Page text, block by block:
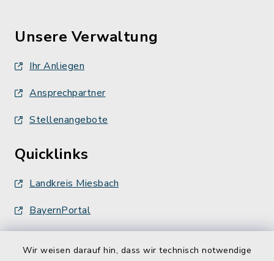
Wir weisen darauf hin, dass wir technisch notwendige
Unsere Verwaltung
Ihr Anliegen
Ansprechpartner
Stellenangebote
Quicklinks
Landkreis Miesbach
BayernPortal